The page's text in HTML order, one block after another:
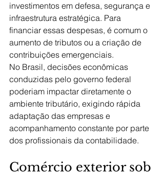
investimentos em defesa, segurança e
infraestrutura estratégica. Para
financiar essas despesas, é comum o
aumento de tributos ou a criação de
contribuições emergenciais.
No Brasil, decisões econômicas
conduzidas pelo governo federal
poderiam impactar diretamente o
ambiente tributário, exigindo rápida
adaptação das empresas e
acompanhamento constante por parte
dos profissionais da contabilidade.
Comércio exterior sob